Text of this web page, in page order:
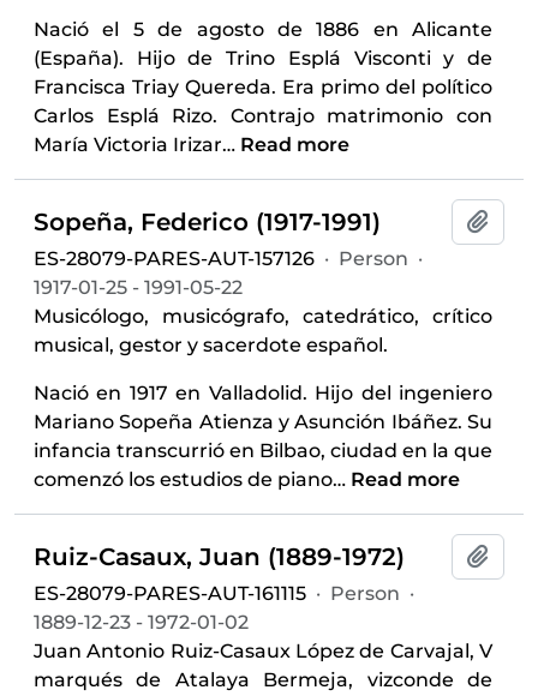
Nació el 5 de agosto de 1886 en Alicante
(España). Hijo de Trino Esplá Visconti y de
Francisca Triay Quereda. Era primo del político
Carlos Esplá Rizo. Contrajo matrimonio con
María Victoria Irizar… Read more
Sopeña, Federico (1917-1991)
ES-28079-PARES-AUT-157126 · Person ·
1917-01-25 - 1991-05-22
Musicólogo, musicógrafo, catedrático, crítico
musical, gestor y sacerdote español.
Nació en 1917 en Valladolid. Hijo del ingeniero
Mariano Sopeña Atienza y Asunción Ibáñez. Su
infancia transcurrió en Bilbao, ciudad en la que
comenzó los estudios de piano… Read more
Ruiz-Casaux, Juan (1889-1972)
ES-28079-PARES-AUT-161115 · Person ·
1889-12-23 - 1972-01-02
Juan Antonio Ruiz-Casaux López de Carvajal, V
marqués de Atalaya Bermeja, vizconde de